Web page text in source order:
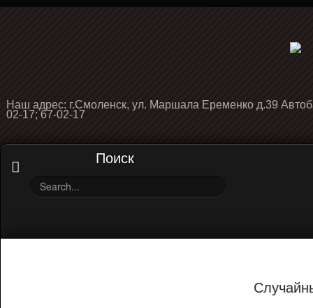
Наш адрес: г.Смоленск, ул. Маршала Еременко д.39
02-17; 67-02-17
Поиск